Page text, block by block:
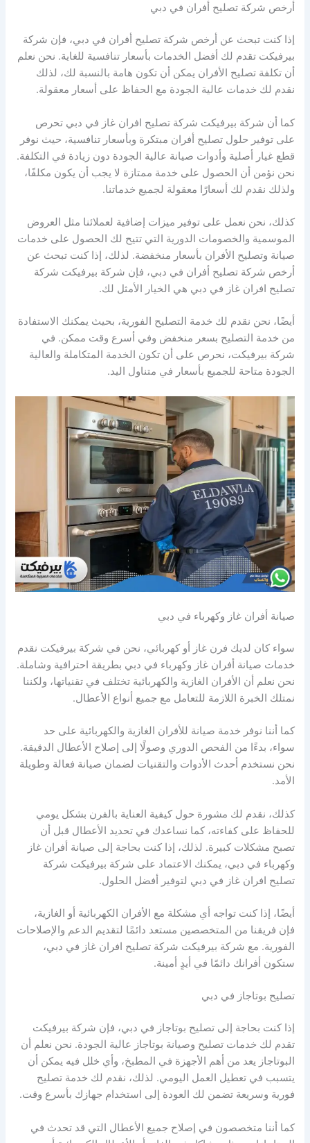
أرخص شركة تصليح أفران في دبي
إذا كنت تبحث عن أرخص شركة تصليح أفران في دبي، فإن شركة
بيرفيكت تقدم لك أفضل الخدمات بأسعار تنافسية للغاية. نحن نعلم
أن تكلفة تصليح الأفران يمكن أن تكون هامة بالنسبة لك، لذلك
نقدم لك خدمات عالية الجودة مع الحفاظ على أسعار معقولة.
كما أن شركة بيرفيكت شركة تصليح افران غاز في دبي تحرص
على توفير حلول تصليح أفران مبتكرة وبأسعار تنافسية، حيث نوفر
قطع غيار أصلية وأدوات صيانة عالية الجودة دون زيادة في التكلفة.
نحن نؤمن أن الحصول على خدمة ممتازة لا يجب أن يكون مكلفًا،
ولذلك نقدم لك أسعارًا معقولة لجميع خدماتنا.
كذلك، نحن نعمل على توفير ميزات إضافية لعملائنا مثل العروض
الموسمية والخصومات الدورية التي تتيح لك الحصول على خدمات
صيانة وتصليح الأفران بأسعار منخفضة. لذلك، إذا كنت تبحث عن
أرخص شركة تصليح أفران في دبي، فإن شركة بيرفيكت شركة
تصليح افران غاز في دبي هي الخيار الأمثل لك.
أيضًا، نحن نقدم لك خدمة التصليح الفورية، بحيث يمكنك الاستفادة
من خدمة التصليح بسعر منخفض وفي أسرع وقت ممكن. في
شركة بيرفيكت، نحرص على أن تكون الخدمة المتكاملة والعالية
الجودة متاحة للجميع بأسعار في متناول اليد.
صيانة أفران غاز وكهرباء في دبي
سواء كان لديك فرن غاز أو كهربائي، نحن في شركة بيرفيكت نقدم
خدمات صيانة أفران غاز وكهرباء في دبي بطريقة احترافية وشاملة.
نحن نعلم أن الأفران الغازية والكهربائية تختلف في تقنياتها، ولكننا
نمتلك الخبرة اللازمة للتعامل مع جميع أنواع الأعطال.
كما أننا نوفر خدمة صيانة للأفران الغازية والكهربائية على حد
سواء، بدءًا من الفحص الدوري وصولًا إلى إصلاح الأعطال الدقيقة.
نحن نستخدم أحدث الأدوات والتقنيات لضمان صيانة فعالة وطويلة
الأمد.
كذلك، نقدم لك مشورة حول كيفية العناية بالفرن بشكل يومي
للحفاظ على كفاءته، كما نساعدك في تحديد الأعطال قبل أن
تصبح مشكلات كبيرة. لذلك، إذا كنت بحاجة إلى صيانة أفران غاز
وكهرباء في دبي، يمكنك الاعتماد على شركة بيرفيكت شركة
تصليح افران غاز في دبي لتوفير أفضل الحلول.
أيضًا، إذا كنت تواجه أي مشكلة مع الأفران الكهربائية أو الغازية،
فإن فريقنا من المتخصصين مستعد دائمًا لتقديم الدعم والإصلاحات
الفورية. مع شركة بيرفيكت شركة تصليح افران غاز في دبي،
ستكون أفرانك دائمًا في أيدٍ أمينة.
تصليح بوتاجاز في دبي
إذا كنت بحاجة إلى تصليح بوتاجاز في دبي، فإن شركة بيرفيكت
تقدم لك خدمات تصليح وصيانة بوتاجاز عالية الجودة. نحن نعلم أن
البوتاجاز يعد من أهم الأجهزة في المطبخ، وأي خلل فيه يمكن أن
يتسبب في تعطيل العمل اليومي. لذلك، نقدم لك خدمة تصليح
فورية وسريعة تضمن لك العودة إلى استخدام جهازك بأسرع وقت.
كما أننا متخصصون في إصلاح جميع الأعطال التي قد تحدث في